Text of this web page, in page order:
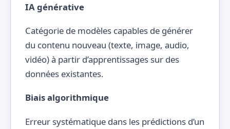
IA générative
Catégorie de modèles capables de générer
du contenu nouveau (texte, image, audio,
vidéo) à partir d’apprentissages sur des
données existantes.
Biais algorithmique
Erreur systématique dans les prédictions d’un